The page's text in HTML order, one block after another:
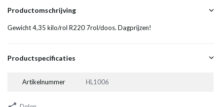
Productomschrijving
Gewicht 4,35 kilo/rol R220 7rol/doos. Dagprijzen!
Productspecificaties
Artikelnummer HL1006